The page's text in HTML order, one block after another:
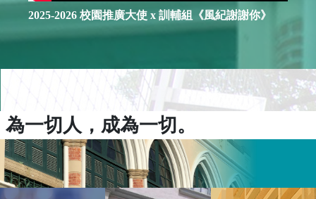
2025-2026 校園推廣大使 x 訓輔組《風紀謝謝你》
為一切人，成為一切。